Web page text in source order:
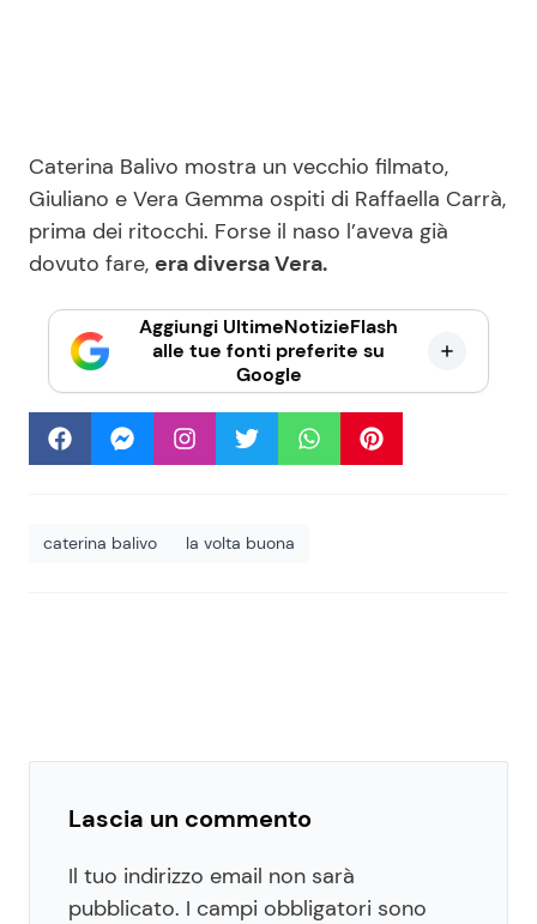
Caterina Balivo mostra un vecchio filmato,
Giuliano e Vera Gemma ospiti di Raffaella Carrà,
prima dei ritocchi. Forse il naso l’aveva già
dovuto fare, era diversa Vera.
Aggiungi UltimeNotizieFlash
alle tue fonti preferite su
Google
caterina balivo la volta buona
Lascia un commento
Il tuo indirizzo email non sarà
pubblicato. I campi obbligatori sono